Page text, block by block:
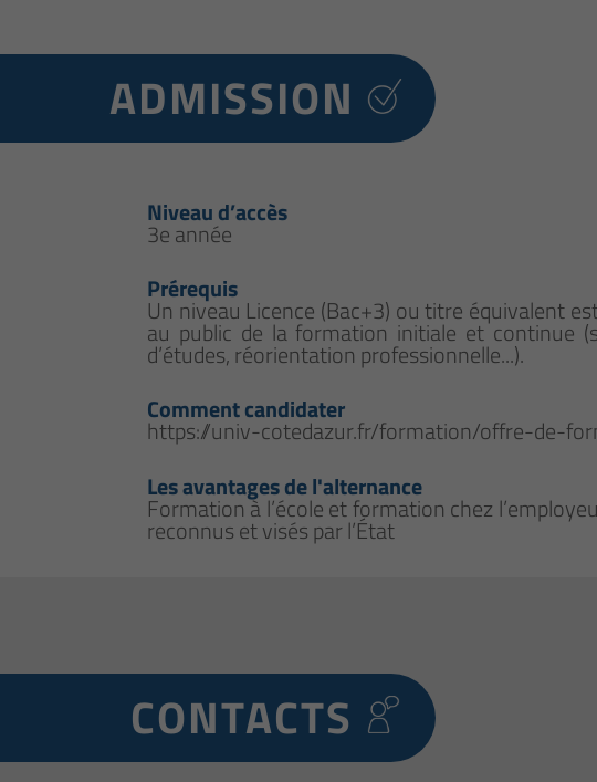
ADMISSION
Niveau d’accès
3e année
Prérequis
Un niveau Licence (Bac+3) ou titre équivalent
au public de la formation initiale et continue
d’études, réorientation professionnelle...).
Comment candidater
https://univ-cotedazur.fr/formation/offre-de-
Les avantages de l'alternance
Formation à l’école et formation chez
reconnus et visés par l’État
CONTACTS